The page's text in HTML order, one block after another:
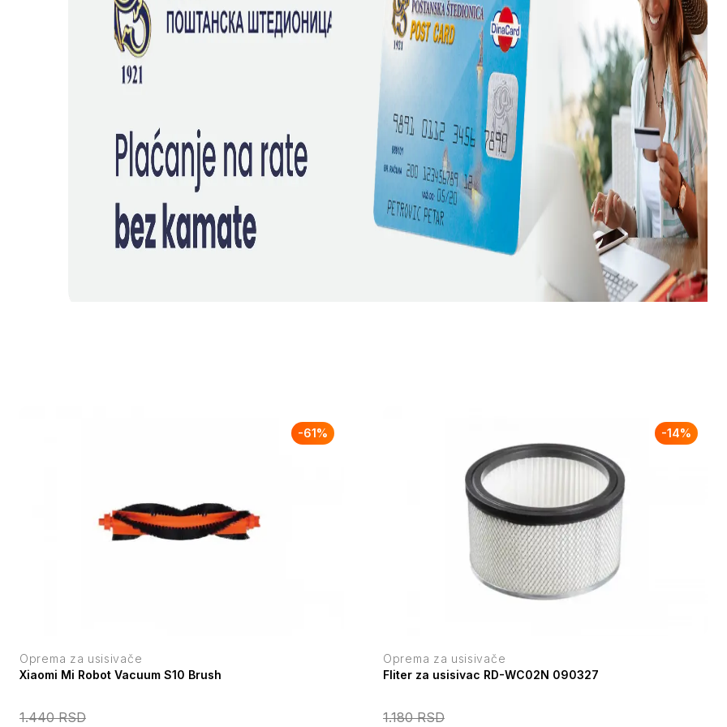
-61%
Oprema za usisivače
Xiaomi Mi Robot Vacuum S10 Brush
1.440RSD
-14%
Oprema za usisivače
Fliter za usisivac RD-WC02N 090327
1.180RSD